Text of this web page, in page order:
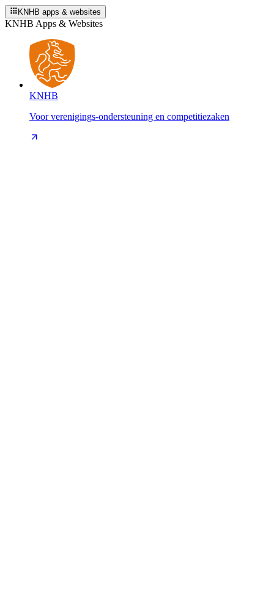
KNHB apps & websites
KNHB Apps & Websites
KNHB
Voor verenigings-ondersteuning en competitiezaken